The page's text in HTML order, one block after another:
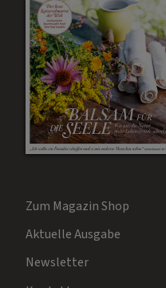
Zum Magazin Shop
Aktuelle Ausgabe
Newsletter